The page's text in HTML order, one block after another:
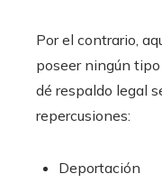
Por el contrario,
poseer ningún
dé respaldo legal
repercusiones:
Deportación